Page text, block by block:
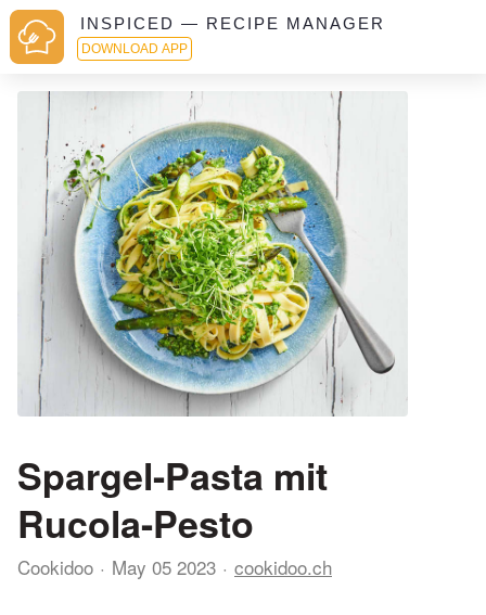
INSPICED — RECIPE MANAGER
DOWNLOAD APP
Spargel-Pasta mit
Rucola-Pesto
Cookidoo May 05 2023 cookidoo.ch